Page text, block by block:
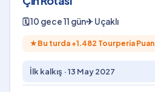
🗓10 gece 11 gün✈Uçaklı
★ Bu turda +1.482 Tourperia Puan
İlk kalkış ·13 May 2027